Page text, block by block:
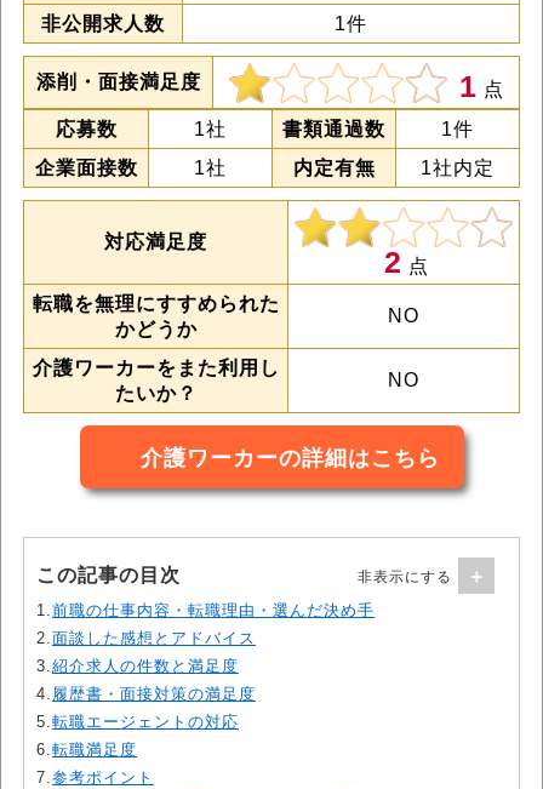
非公開求人数
1件
添削・面接満足度 1 点
応募数
1社 書類通過数
1件
企業面接数
1社 内定有無 1社内定
対応満足度
2 点
転職を無理にすすめられた
かどうか
NO
介護ワーカーをまた利用し
たいか？
NO
介護ワーカーの詳細はこちら
この記事の目次
1.前職の仕事内容・転職理由・選んだ決め手
2.面談した感想とアドバイス
3.紹介求人の件数と満足度
4. 履歴書・面接対策の満足度
5.転職エージェントの対応
6.転職満足度
7.参考ポイント